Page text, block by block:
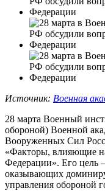
Источник: Военная
28 марта Военный
обороной) Военной
Вооруженных Сил
«Факторы, влияющие
Федерации». Его цель
оказывающих
управления обороной